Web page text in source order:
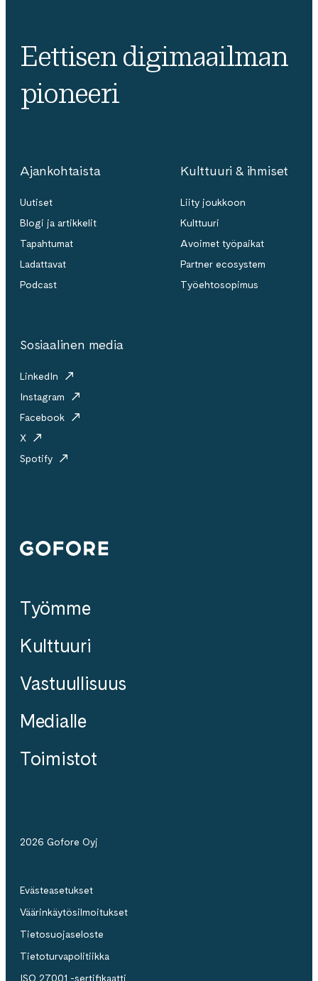
Eettisen digimaailman
pioneeri
Ajankohtaista
Uutiset
Blogi ja artikkelit
Tapahtumat
Ladattavat
Podcast
Kulttuuri & ihmiset
Liity joukkoon
Kulttuuri
Avoimet työpaikat
Partner ecosystem
Työehtosopimus
Sosiaalinen media
LinkedIn
Instagram
Facebook
X
Spotify
Gofore
Työmme
Kulttuuri
Vastuullisuus
Medialle
Toimistot
2026 Gofore Oyj
Evästeasetukset
Väärinkäytösilmoitukset
Tietosuojaseloste
Tietoturvapolitiikka
ISO 27001 -sertifikaatti